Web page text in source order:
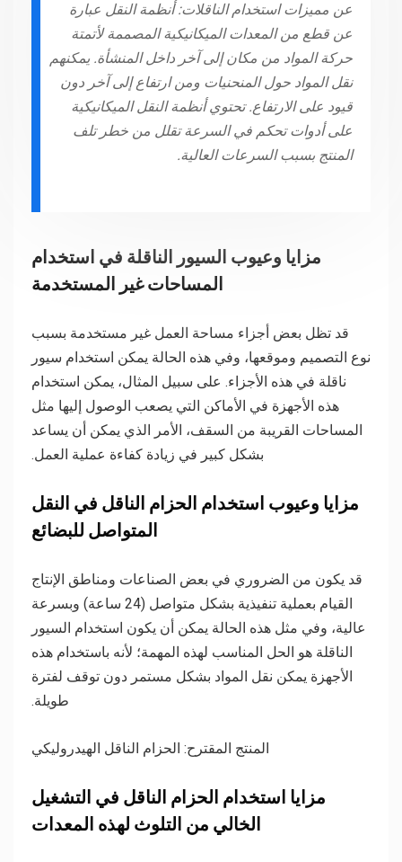
عن مميزات استخدام الناقلات: أنظمة النقل عبارة
عن قطع من المعدات الميكانيكية المصممة لأتمتة
حركة المواد من مكان إلى آخر داخل المنشأة. يمكنهم
نقل المواد حول المنحنيات ومن ارتفاع إلى آخر دون
قيود على الارتفاع. تحتوي أنظمة النقل الميكانيكية
على أدوات تحكم في السرعة تقلل من خطر تلف
المنتج بسبب السرعات العالية.
مزايا وعيوب السيور الناقلة في استخدام
المساحات غير المستخدمة
قد تظل بعض أجزاء مساحة العمل غير مستخدمة بسبب
نوع التصميم وموقعها، وفي هذه الحالة يمكن استخدام سيور
ناقلة في هذه الأجزاء. على سبيل المثال، يمكن استخدام
هذه الأجهزة في الأماكن التي يصعب الوصول إليها مثل
المساحات القريبة من السقف، الأمر الذي يمكن أن يساعد
بشكل كبير في زيادة كفاءة عملية العمل.
مزايا وعيوب استخدام الحزام الناقل في النقل
المتواصل للبضائع
قد يكون من الضروري في بعض الصناعات ومناطق الإنتاج
القيام بعملية تنفيذية بشكل متواصل (24 ساعة) وبسرعة
عالية، وفي مثل هذه الحالة يمكن أن يكون استخدام السيور
الناقلة هو الحل المناسب لهذه المهمة؛ لأنه باستخدام هذه
الأجهزة يمكن نقل المواد بشكل مستمر دون توقف لفترة
طويلة.
المنتج المقترح: الحزام الناقل الهيدروليكي
مزايا استخدام الحزام الناقل في التشغيل
الخالي من التلوث لهذه المعدات